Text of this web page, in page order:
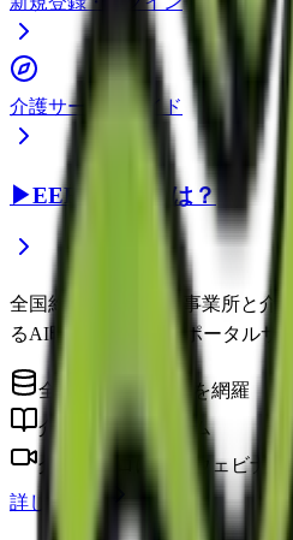
介護サービスガイド
▶EEFUL DBとは？
全国約22万件の介護事業所と介
るAI時代の介護情報ポータルサ
全国の介護事業所を網羅
介護に役立つコラム
介護のプロによるウェビナー
詳しく見る